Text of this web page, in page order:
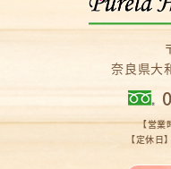
奈良県大
【営業
【定休日